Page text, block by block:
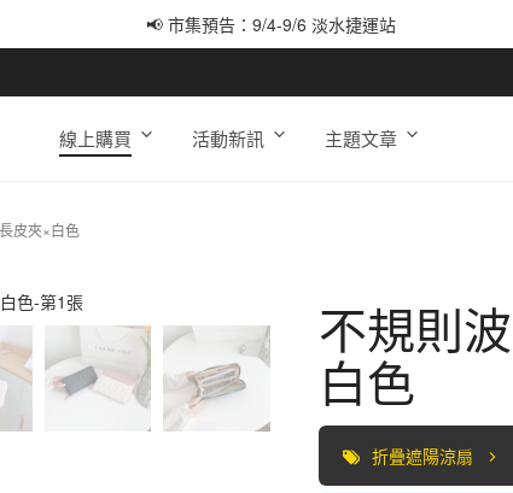
📢 市集預告：9/4-9/6 淡水捷運站
線上購買 活動新訊 主題文章
皮夾×白色
不規則
白色
折疊遮陽涼扇